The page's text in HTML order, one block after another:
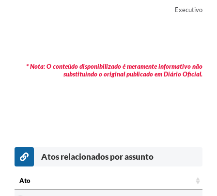
Executivo
* Nota: O conteúdo disponibilizado é meramente informativo não
substituindo o original publicado em Diário Oficial.
Atos relacionados por assunto
Ato